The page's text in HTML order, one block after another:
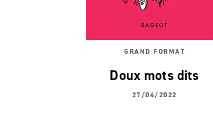
GRAND FORMAT
Doux mots dits
27/04/2022